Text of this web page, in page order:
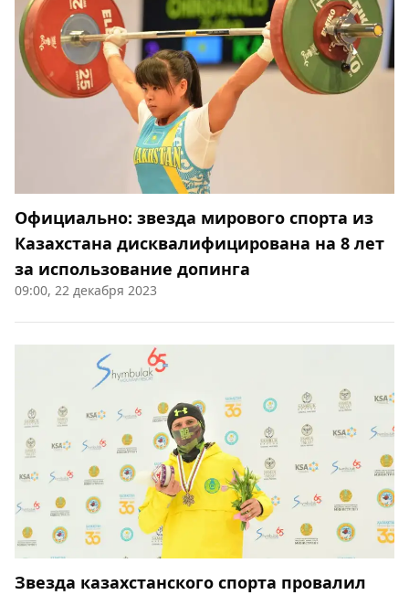
Официально: звезда мирового спорта из
Казахстана дисквалифицирована на 8 лет
за использование допинга
09:00, 22 декабря 2023
Звезда казахстанского спорта провалил